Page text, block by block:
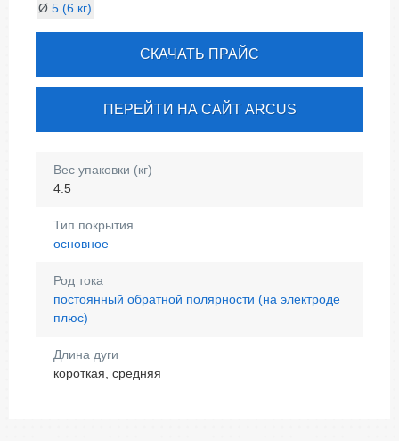
Ø 5 (6 кг)
СКАЧАТЬ ПРАЙС
ПЕРЕЙТИ НА САЙТ ARCUS
Вес упаковки (кг)
4.5
Тип покрытия
основное
Род тока
постоянный обратной полярности (на электроде
плюс)
Длина дуги
короткая, средняя